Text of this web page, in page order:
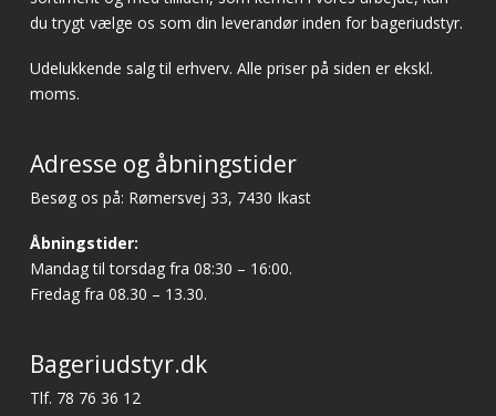
du trygt vælge os som din leverandør inden for bageriudstyr.
Udelukkende salg til erhverv. Alle priser på siden er ekskl.
moms.
Adresse og åbningstider
Besøg os på: Rømersvej 33, 7430 Ikast
Åbningstider:
Mandag til torsdag fra 08:30 – 16:00.
Fredag fra 08.30 – 13.30.
Bageriudstyr.dk
Tlf. 78 76 36 12